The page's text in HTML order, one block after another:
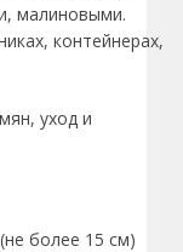
малиновыми.
контейнерах,
более 15 см)